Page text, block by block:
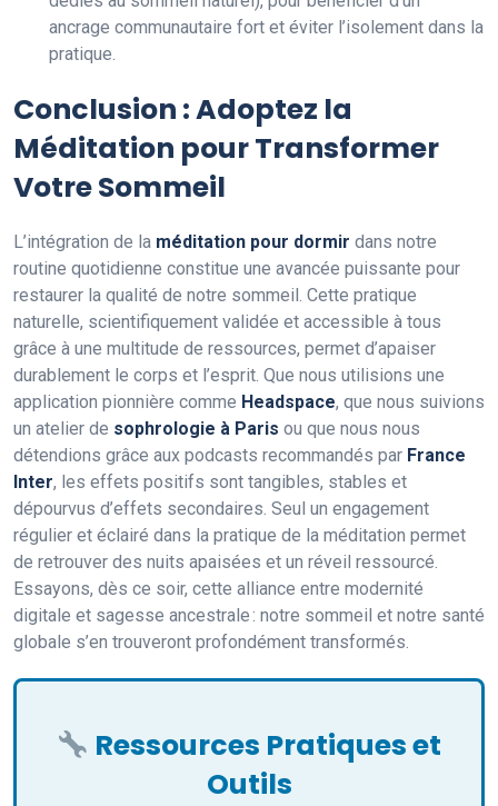
ancrage communautaire fort et éviter l’isolement dans la
pratique.
Conclusion : Adoptez la
Méditation pour Transformer
Votre Sommeil
L’intégration de la méditation pour dormir dans notre
routine quotidienne constitue une avancée puissante pour
restaurer la qualité de notre sommeil. Cette pratique
naturelle, scientifiquement validée et accessible à tous
grâce à une multitude de ressources, permet d’apaiser
durablement le corps et l’esprit. Que nous utilisions une
application pionnière comme Headspace, que nous suivions
un atelier de sophrologie à Paris ou que nous nous
détendions grâce aux podcasts recommandés par France
Inter, les effets positifs sont tangibles, stables et
dépourvus d’effets secondaires. Seul un engagement
régulier et éclairé dans la pratique de la méditation permet
de retrouver des nuits apaisées et un réveil ressourcé.
Essayons, dès ce soir, cette alliance entre modernité
digitale et sagesse ancestrale : notre sommeil et notre santé
globale s’en trouveront profondément transformés.
Ressources Pratiques et
Outils